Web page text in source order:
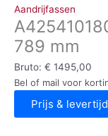
Aandrijfassen
789 mm
Bruto: € 1495,00
Bel of mail voor
Prijs &